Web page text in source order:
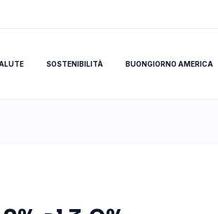
SOSTENIBILITÀ BUONGIORNO AMERICA